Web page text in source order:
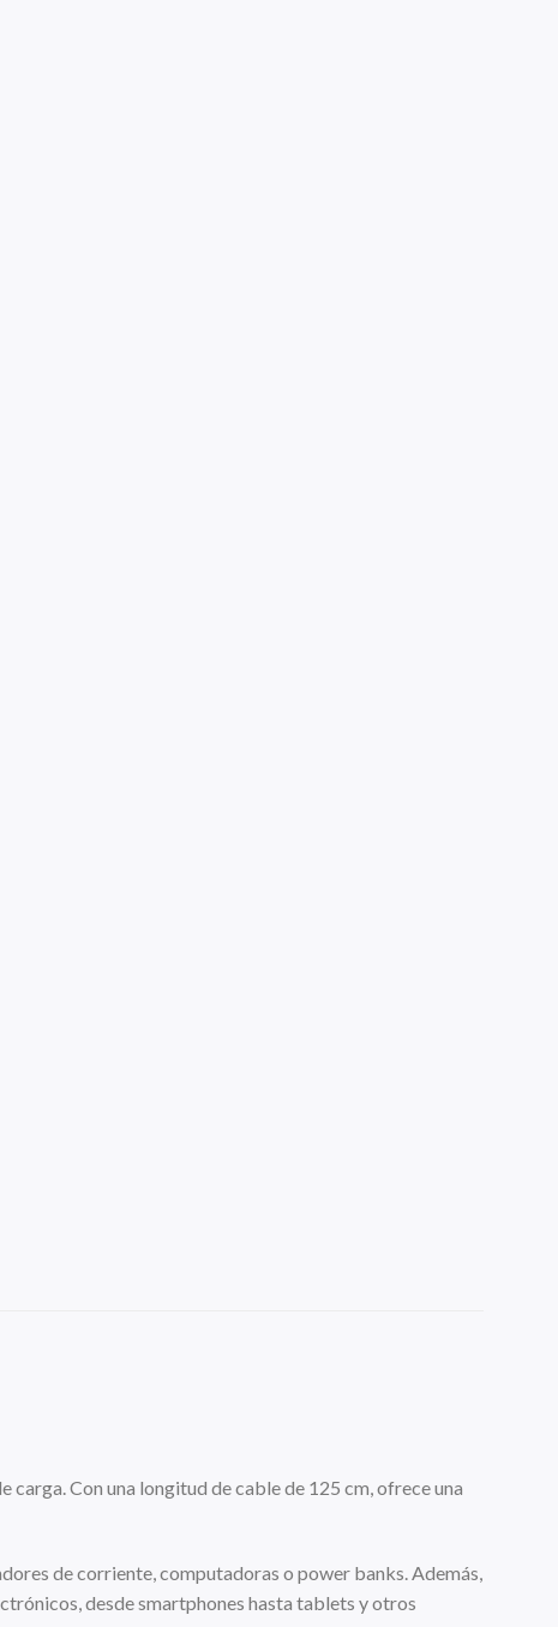
Con una longitud de cable de 125 cm, ofrece una
de corriente, computadoras o power banks. Además,
desde smartphones hasta tablets y otros